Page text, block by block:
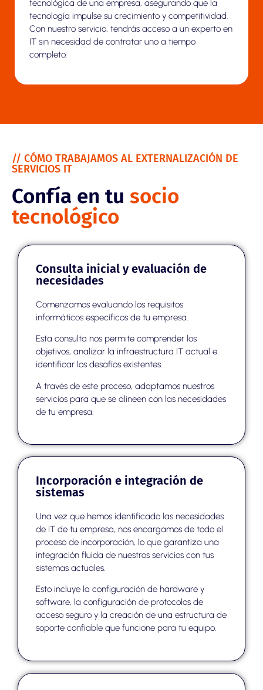
tecnológica de una empresa, asegurando que la
tecnología impulse su crecimiento y competitividad.
Con nuestro servicio, tendrás acceso a un experto en
IT sin necesidad de contratar uno a tiempo
completo.
// CÓMO TRABAJAMOS AL EXTERNALIZACIÓN DE
SERVICIOS IT
Confía en tu socio
tecnológico
Consulta inicial y evaluación de
necesidades
Comenzamos evaluando los requisitos
informáticos específicos de tu empresa.
Esta consulta nos permite comprender los
objetivos, analizar la infraestructura IT actual e
identificar los desafíos existentes.
A través de este proceso, adaptamos nuestros
servicios para que se alineen con las necesidades
de tu empresa.
Incorporación e integración de
sistemas
Una vez que hemos identificado las necesidades
de IT de tu empresa, nos encargamos de todo el
proceso de incorporación, lo que garantiza una
integración fluida de nuestros servicios con tus
sistemas actuales.
Esto incluye la configuración de hardware y
software, la configuración de protocolos de
acceso seguro y la creación de una estructura de
soporte confiable que funcione para tu equipo.